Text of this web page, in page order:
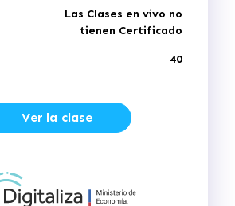
Las Clases en vivo no
tienen Certificado
40
Ver la clase